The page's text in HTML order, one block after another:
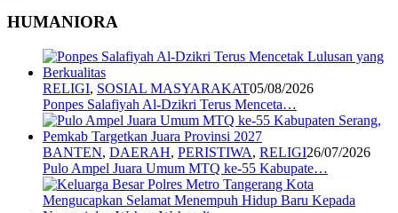
HUMANIORA
RELIGI, SOSIAL MASYARAKAT05/08/2026
Ponpes Salafiyah Al-Dzikri Terus Menceta…
BANTEN, DAERAH, PERISTIWA, RELIGI26/07/2026
Pulo Ampel Juara Umum MTQ ke-55 Kabupate…